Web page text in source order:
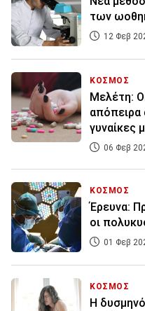
των
12 Φεβ
ΚΟΣΜΟΣ
Μελέτη:
απόπειρα
γυναίκες
06 Φεβ
ΚΟΣΜΟΣ
Έρευνα:
οι
01 Φεβ
ΚΟΣΜΟΣ
Η